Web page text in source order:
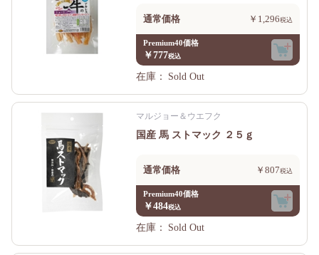
通常価格 ￥1,296
Premium40価格
￥777
在庫：
Sold Out
マルジョー＆ウエフク
国産 馬 ストマック ２５ｇ
通常価格 ￥807
Premium40価格
￥484
在庫：
Sold Out